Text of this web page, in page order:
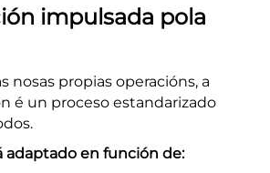
impulsada pola
nosas propias operacións, a
é un proceso estandarizado
adaptado en función de: